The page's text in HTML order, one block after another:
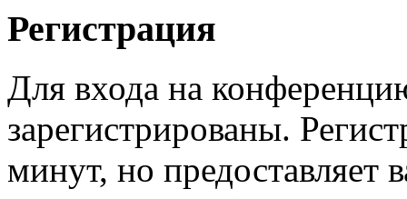
Регистрация
Для входа на
зарегистрированы.
минут, но предоставляет